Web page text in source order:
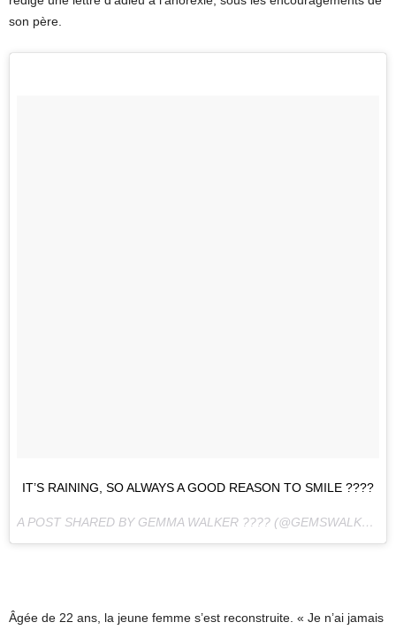
son père.
IT’S RAINING, SO ALWAYS A GOOD REASON TO SMILE ????
A POST SHARED BY GEMMA WALKER ???? (@GEMSWALKER) ON
Âgée de 22 ans, la jeune femme s’est reconstruite. « Je n’ai jamais